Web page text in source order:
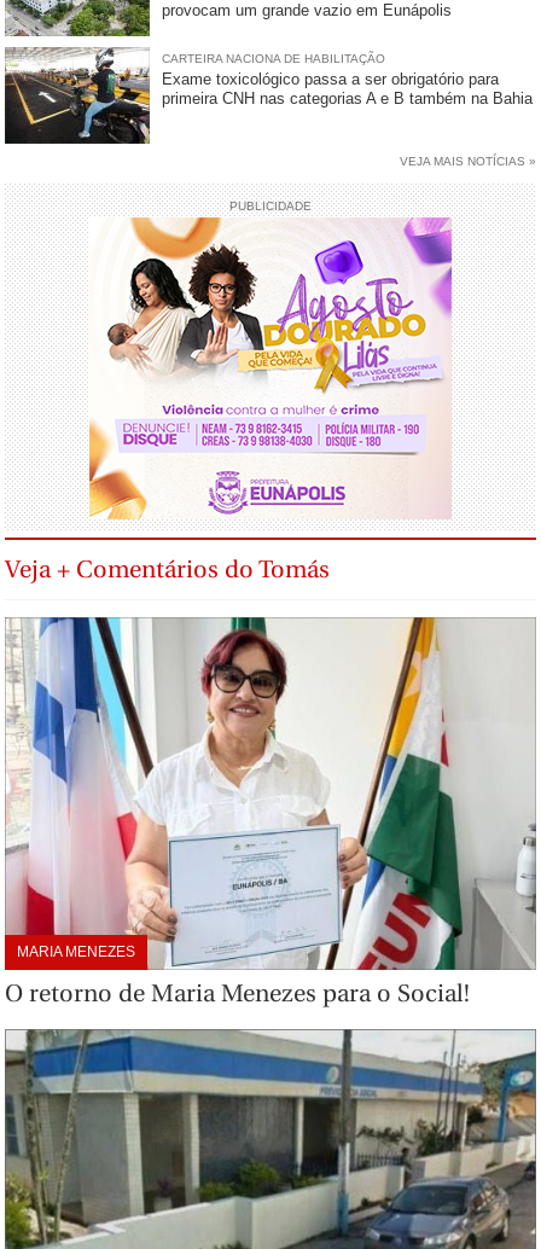
provocam um grande vazio em Eunápolis
CARTEIRA NACIONA DE HABILITAÇÃO
Exame toxicológico passa a ser obrigatório para
primeira CNH nas categorias A e B também na Bahia
VEJA MAIS NOTÍCIAS »
PUBLICIDADE
Veja + Comentários do Tomás
MARIA MENEZES
O retorno de Maria Menezes para o Social!